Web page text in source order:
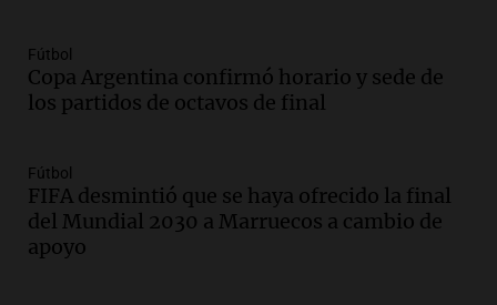
Episodios
Audio.Cierre del Paso Internacional
Cristo Redentor por acumulación de
Panorama Federal
Episodios
Audio.Estudiantes de Italia realizan
prácticas docentes en Córdoba para
Fútbol
Copa Argentina confirmó horario y sede de
los partidos de octavos de final
Fútbol
FIFA desmintió que se haya ofrecido la final
del Mundial 2030 a Marruecos a cambio de
apoyo